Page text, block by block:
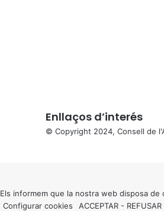
Enllaços d’interés
© Copyright 2024, Consell de
button
Els informem que la nostra web disposa
Configurar cookies
ACCEPTAR - REFUSAR